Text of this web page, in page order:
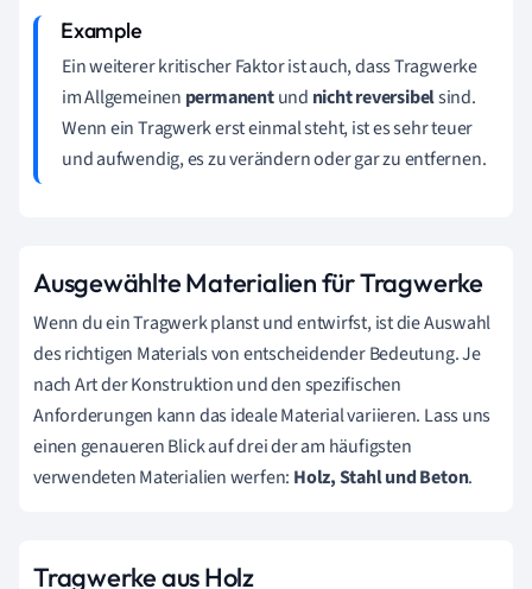
Ein weiterer kritischer Faktor ist auch, dass Tragwerke
im Allgemeinen permanentund nicht reversibelsind.
Wenn ein Tragwerk erst einmal steht, ist es sehr teuer
und aufwendig, es zu verändern oder gar zu entfernen.
Ausgewählte Materialien für Tragwerke
Wenn du ein Tragwerk planst und entwirfst, ist die Auswahl
des richtigen Materials von entscheidender Bedeutung. Je
nach Art der Konstruktion und den spezifischen
Anforderungen kann das ideale Material variieren. Lass uns
einen genaueren Blick auf drei der am häufigsten
verwendeten Materialien werfen: Holz, Stahl und Beton.
Tragwerke aus Holz